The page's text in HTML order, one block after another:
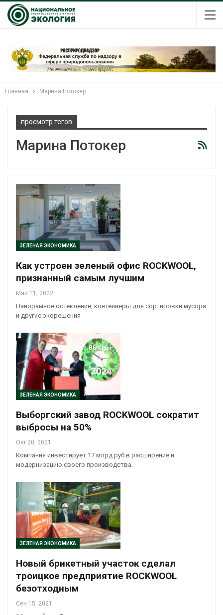
Главная Марина Потокер
просмотр тегов
Марина Потокер
ЗЕЛЕНАЯ ЭКОНОМИКА
Как устроен зеленый офис ROCKWOOL,
признанный самым лучшим
Май 11, 2022
Панорамное остекление, контейнеры для сортировки мусора
и другие экорешения
ЗЕЛЕНАЯ ЭКОНОМИКА
Выборгский завод ROCKWOOL сократит
выбросы на 50%
Окт 20, 2021
Компания инвестирует 17 млрд руб в расширение и
модернизацию своего производства.
ЗЕЛЕНАЯ ЭКОНОМИКА
Новый брикетный участок сделал
троицкое предприятие ROCKWOOL
безотходным
Сен 15, 2021